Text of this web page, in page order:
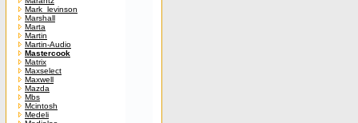
Mark_levinson
Marshall
Marta
Martin
Martin-Audio
Mastercook
Matrix
Maxselect
Maxwell
Mazda
Mbs
Mcintosh
Medeli